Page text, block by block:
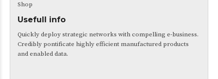
Shop
Usefull info
Quickly deploy strategic networks with compelling e-business.
Credibly pontificate highly efficient manufactured products
and enabled data.